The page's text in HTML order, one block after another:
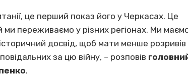
це перший показ його у Черкасах. Це
ми переживаємо у різних регіонах. Ми
досвід, щоб мати менше розривів
за цю війну, – розповів
.